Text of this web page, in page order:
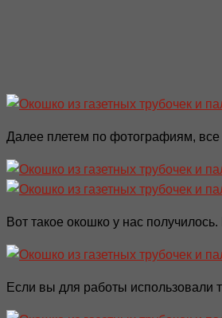
Далее плетем по фотографиям,
Вот такое окошко у нас
Если вы для работы использовали